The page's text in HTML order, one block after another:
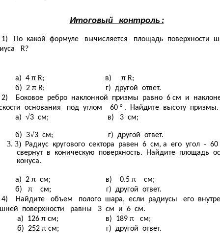
Итоговый контроль :
1) По какой формуле вычисляется площадь
R?
а) 4 π R; в) π R;
б) 2 π R; г) другой ответ.
2) Боковое ребро наклонной призмы равно 6 см и
основания под углом 60 ° . Найдите высоту призмы.
а) √3 см; в) 3 см;
б) 3√3 см; г) другой ответ.
Радиус кругового сектора равен 6 см, а его угол - 60
свернут в коническую поверхность. Найдите площадь
конуса.
а) 2 π см; в) 0.5 π см;
б) π см; г) другой ответ.
4) Найдите объем полого шара, если радиусы его
поверхности равны 3 см и 6 см.
а) 126 π см; в) 189 π см;
б) 252 π см; г) другой ответ.